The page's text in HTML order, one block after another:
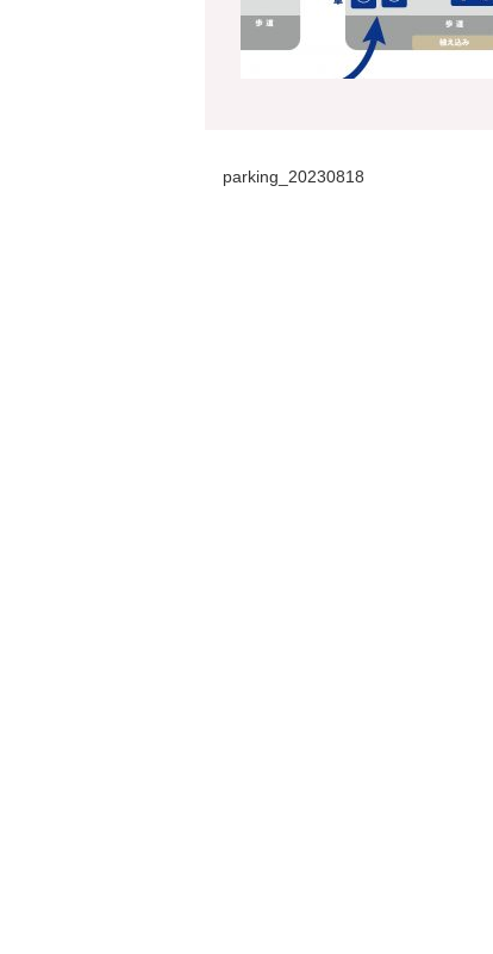
parking_20230818